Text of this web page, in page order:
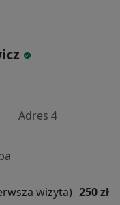
Adres 4
wizyta) 250 zł